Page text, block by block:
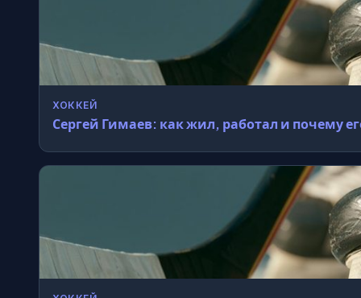
ХОККЕЙ
Сергей Гимаев: как жил, работал и почему